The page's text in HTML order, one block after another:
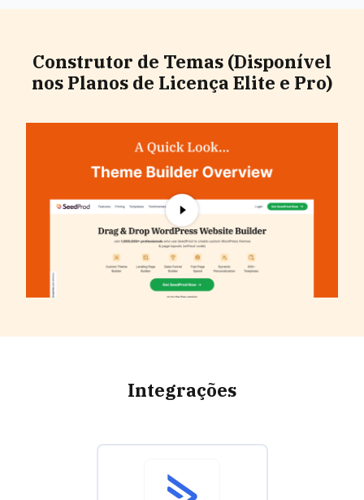
Construtor de Temas (Disponível
nos Planos de Licença Elite e Pro)
Integrações